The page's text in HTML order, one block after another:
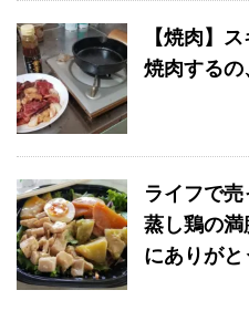
【焼肉】
焼肉するの
ライフで
蒸し鶏の満
にありが